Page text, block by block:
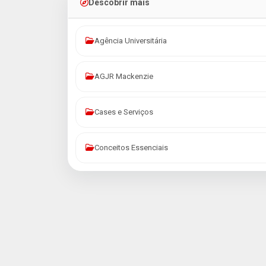
Descobrir mais
Agência Universitária
AGJR Mackenzie
Cases e Serviços
Conceitos Essenciais